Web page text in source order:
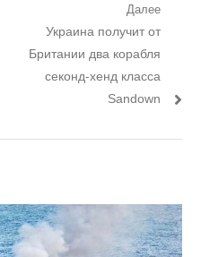
Далее
Следующий
пост:
Украина получит от
Британии два корабля
секонд-хенд класса
Sandown